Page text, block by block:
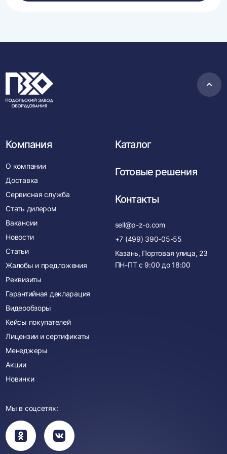
в
Компания
О компании
Доставка
Сервисная служба
Стать дилером
Вакансии
Новости
Статьи
Жалобы и предложения
Реквизиты
Гарантийная декларация
Видеообзоры
Кейсы покупателей
Лицензии и сертификаты
Менеджеры
Акции
Новинки
Каталог
Готовые решения
Контакты
sell@p-z-o.com
+7 (499) 390-05-55
Казань, Портовая улица, 23
ПН-ПТ с 9:00 до 18:00
Мы в соцсетях:
Вы
перейдете
в
группу
Вы
перейдете
в
группу